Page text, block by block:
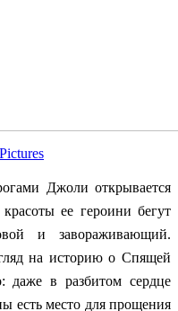
Джоли открывается
ее героини бегут
и завораживающий.
на историю о Спящей
даже в разбитом сердце
есть место для прощения